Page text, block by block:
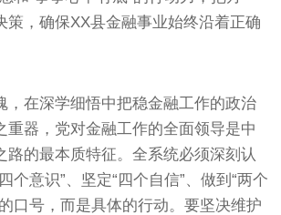
策，确保XX县金融事业始终沿着正确
，在深学细悟中把稳金融工作的政治
重器，党对金融工作的全面领导是中
路的最本质特征。全系统必须深刻认
个意识”、坚定“四个自信”、做到“两个
口号，而是具体的行动。要坚决维护